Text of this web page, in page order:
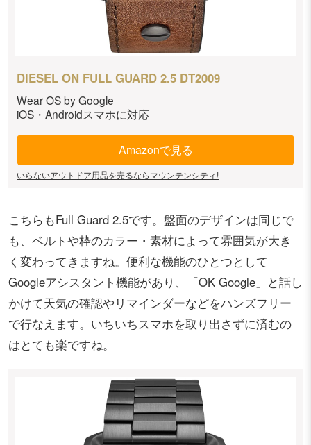
DIESEL ON FULL GUARD 2.5 DT2009
Wear OS by Google
iOS・Androidスマホに対応
Amazonで見る
いらないアウトドア用品を売るならマウンテンシティ!
こちらもFull Guard 2.5です。盤面のデザインは同じで
も、ベルトや枠のカラー・素材によって雰囲気が大き
く変わってきますね。便利な機能のひとつとして
Googleアシスタント機能があり、「OK Google」と話し
かけて天気の確認やリマインダーなどをハンズフリー
で行なえます。いちいちスマホを取り出さずに済むの
はとても楽ですね。